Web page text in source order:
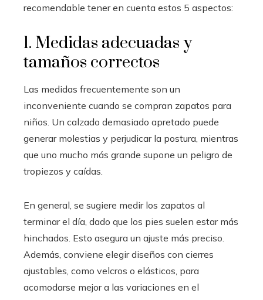
recomendable tener en cuenta estos 5 aspectos:
1. Medidas adecuadas y
tamaños correctos
Las medidas frecuentemente son un
inconveniente cuando se compran zapatos para
niños. Un calzado demasiado apretado puede
generar molestias y perjudicar la postura, mientras
que uno mucho más grande supone un peligro de
tropiezos y caídas.
En general, se sugiere medir los zapatos al
terminar el día, dado que los pies suelen estar más
hinchados. Esto asegura un ajuste más preciso.
Además, conviene elegir diseños con cierres
ajustables, como velcros o elásticos, para
acomodarse mejor a las variaciones en el